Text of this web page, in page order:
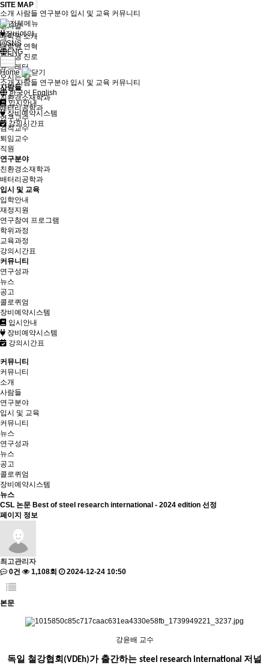
SITE MAP
소개
인사말
대학원 소개
대학원 연혁
졸업생 진로
뉴스레터
오시는 길
사람들
친환경소재학과
배터리공학과
연구교수
겸직교수
퇴임교수
직원
연구분야
친환경소재학과
배터리공학과
입시 및 교육
입학안내
재정지원
연구참여 프로그램
학위과정
교육과정
강의시간표
커뮤니티
연구성과
뉴스
공고
콜로퀴엄
장비예약시스템
입시안내
장비예약시스템
강의시간표
소개 사람들 연구분야 입시 및 교육 커뮤니티
장비예약
SNS
ENG
Home
소개 사람들 연구분야 입시 및 교육 커뮤니티
한국어 English
입시안내
장비예약시스템
강의시간표
커뮤니티
커뮤니티
소개
사람들
연구분야
입시 및 교육
커뮤니티
뉴스
연구성과
뉴스
공고
콜로퀴엄
장비예약시스템
뉴스
CSL 논문 Best of steel research international - 2024 edition 선정
페이지 정보
최고관리자
0건
1,108회 2024-12-24 10:50
본문
강윤배 교수
독일 철강협회 (VDEh)가 출간하는 steel research international 저널